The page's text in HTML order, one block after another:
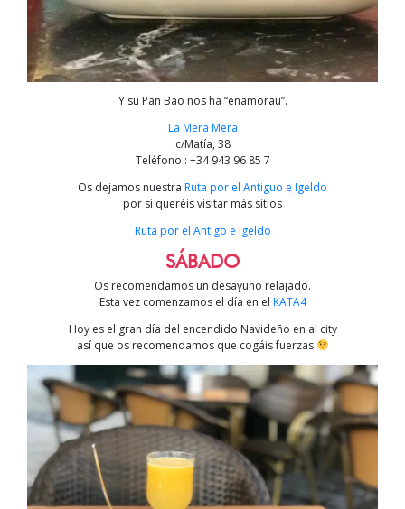
Y su Pan Bao nos ha “enamorau”.
La Mera Mera
c/Matía, 38
Teléfono : +34 943 96 85 7
Os dejamos nuestra Ruta por el Antiguo e Igeldo
por si queréis visitar más sitios
Ruta por el Antigo e Igeldo
SÁBADO
Os recomendamos un desayuno relajado.
Esta vez comenzamos el día en el KATA4
Hoy es el gran día del encendido Navideño en al city
así que os recomendamos que cogáis fuerzas